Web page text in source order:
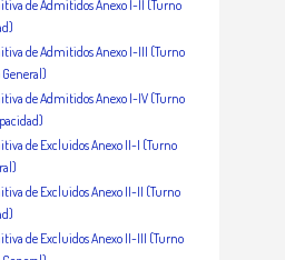
de Admitidos Anexo I-II (Turno
de Admitidos Anexo I-III (Turno
de Admitidos Anexo I-IV (Turno
de Excluidos Anexo II-I (Turno
de Excluidos Anexo II-II (Turno
de Excluidos Anexo II-III (Turno